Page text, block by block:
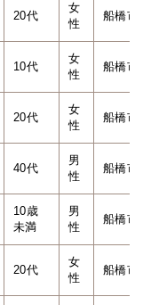
20代
女
性
船橋市
10代
女
性
船橋市
20代
女
性
船橋市
40代
男
性
船橋市
10歳
未満
男
性
船橋市
20代
女
性
船橋市